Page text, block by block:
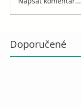
Doporučené